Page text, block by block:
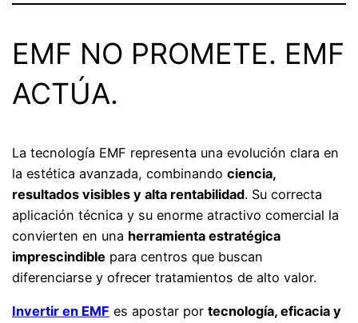
EMF NO PROMETE. EMF
ACTÚA.
La tecnología EMF representa una evolución clara en
la estética avanzada, combinandociencia,
resultados visibles y alta rentabilidad. Su correcta
aplicación técnica y su enorme atractivo comercial la
convierten en una herramienta estratégica
imprescindible para centros que buscan
diferenciarse y ofrecer tratamientos de alto valor.
Invertir en EMF es apostar portecnología, eficacia y